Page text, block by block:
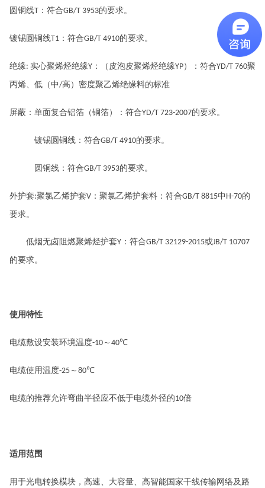
圆铜线T ：符合GB/T 3953的要求。
镀锡圆铜线T1 ：符合GB/T 4910的要求。
绝缘: 实心聚烯烃绝缘Y ：（皮泡皮聚烯烃绝缘YP） ：符合YD/T 760聚
丙烯、低（中/高）密度聚乙烯绝缘料的标准
屏蔽： 单面复合铝箔（铜箔）：符合YD/T 723-2007的要求。
镀锡圆铜线：符合GB/T 4910的要求。
圆铜线：符合GB/T 3953的要求。
外护套:聚氯乙烯护套V ：聚氯乙烯护套料：符合GB/T 8815中 H-70的
要求。
低烟无卤阻燃聚烯烃护套Y ：符合GB/T 32129-2015或JB/T 10707
的要求。
使用特性
电缆敷设安装环境温度-10 ～ 40℃
电缆使用温度-25 ～ 80℃
电缆的推荐允许弯曲半径应不低于电缆外径的10倍
适用范围
用于光电转换模块，高速、大容量、高智能国家干线传输网络及路